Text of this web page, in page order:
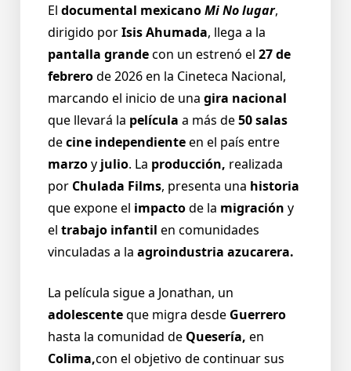
El documental mexicanoMi No lugar,
dirigido porIsis Ahumada, llega a la
pantalla grandecon un estrenó el 27 de
febrerode 2026 en la Cineteca Nacional,
marcando el inicio de una gira nacional
que llevará la película a más de50 salas
decine independienteen el país entre
marzoy julio. La producción, realizada
por Chulada Films, presenta una historia
que expone el impactode la migración y
el trabajo infantil en comunidades
vinculadas a la agroindustria azucarera.
La película sigue a Jonathan, un
adolescenteque migra desde Guerrero
hasta la comunidad de Quesería, en
Colima,con el objetivo de continuar sus